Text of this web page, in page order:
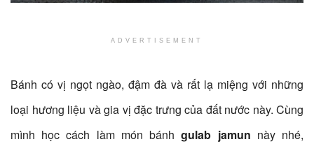
ADVERTISEMENT
Bánh có vị ngọt ngào, đậm đà và rất lạ miệng với những
loại hương liệu và gia vị đặc trưng của đất nước này. Cùng
mình học cách làm món bánhgulab jamun này nhé,